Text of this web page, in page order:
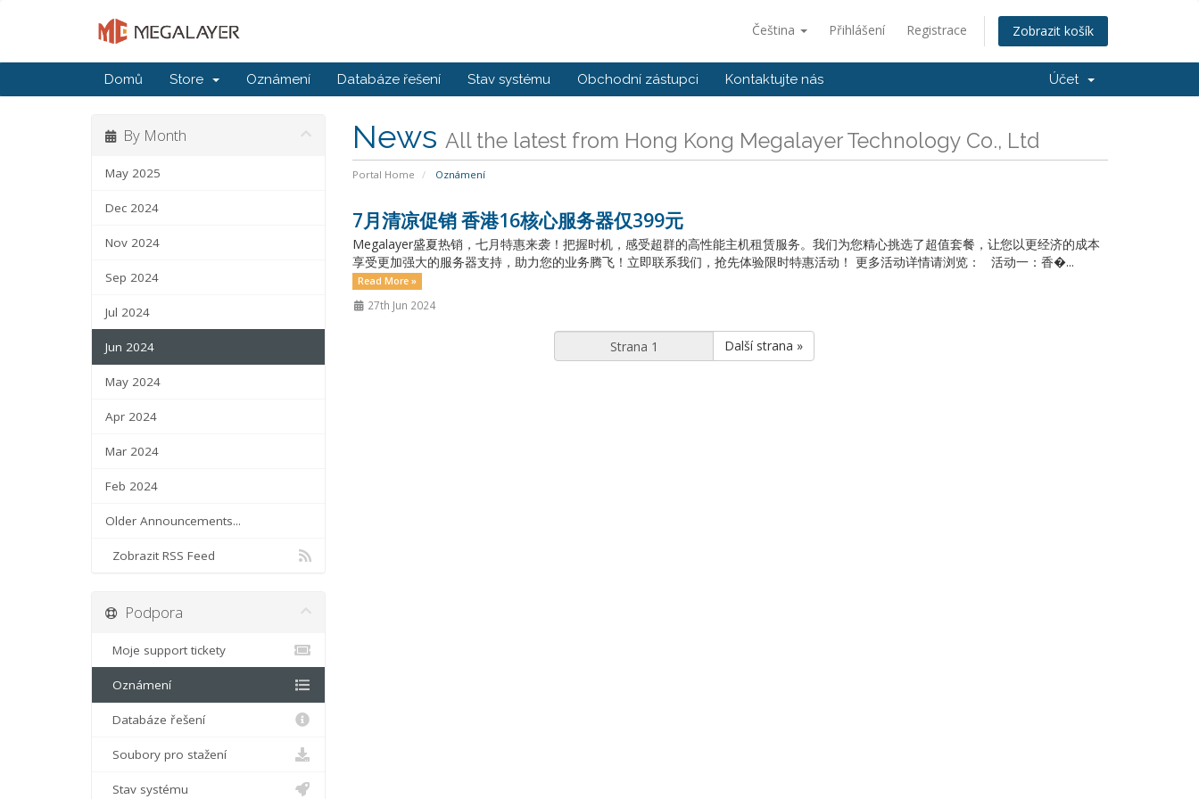
Čeština Přihlášení Registrace Zobrazit košík
Domů Store Oznámení Databáze řešení Stav systému Obchodní zástupci Kontaktujte nás Účet
News All the latest from Hong Kong Megalayer Technology Co., Ltd
Portal Home Oznámení
By Month
May 2025
Dec 2024
Nov 2024
Sep 2024
Jul 2024
Jun 2024
May 2024
Apr 2024
Mar 2024
Feb 2024
Older Announcements...
Zobrazit RSS Feed
7月清凉促销 香港16核心服务器仅399元
Megalayer盛夏热销，七月特惠来袭！把握时机，感受超群的高性能主机租赁服务。我们为您精心挑选了超值套餐，让您以更经济的成本
享受更加强大的服务器支持，助力您的业务腾飞！立即联系我们，抢先体验限时特惠活动！ 更多活动详情请浏览： 活动一：香�...
Read More »
27th Jun 2024
Další strana »
Podpora
Moje support tickety
Oznámení
Databáze řešení
Soubory pro stažení
Stav systému